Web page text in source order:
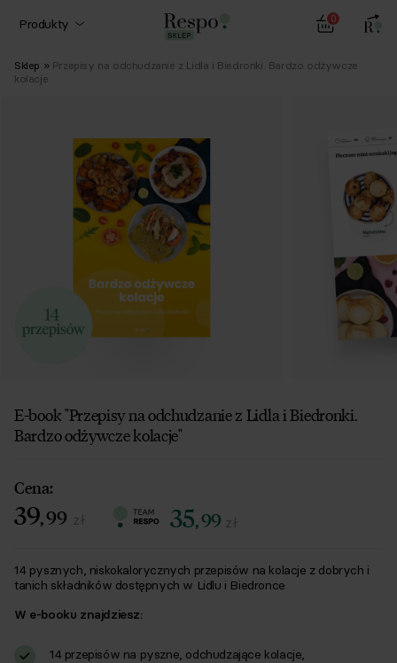
Produkty 0
Sklep » Przepisy na odchudzanie z Lidla i Biedronki. Bardzo odżywcze
kolacje
E-book "Przepisy na odchudzanie z Lidla i Biedronki.
Bardzo odżywcze kolacje"
Cena:
39,99 zł 35,99 zł
14 pysznych, niskokalorycznych przepisów na kolacje z dobrych i
tanich składników dostępnych w Lidlu i Biedronce
W e-booku znajdziesz:
14 przepisów na pyszne, odchudzające kolacje,